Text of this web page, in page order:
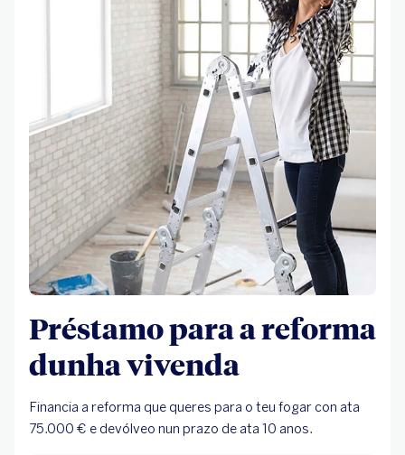
Préstamo para a reforma
dunha vivenda
Financia a reforma que queres para o teu fogar con ata
75.000 € e devólveo nun prazo de ata 10 anos.